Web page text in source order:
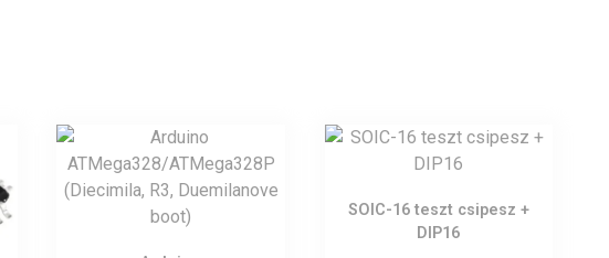
SOIC-16 teszt csipesz +
DIP16